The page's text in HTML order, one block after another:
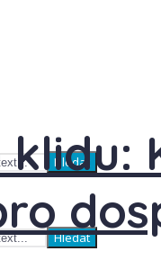
Hledat
Hledat
klidu: